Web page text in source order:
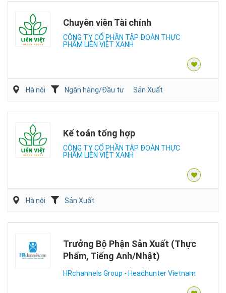
Chuyên viên Tài chính
CÔNG TY CỔ PHẦN TẬP ĐOÀN THỰC
PHẨM LIÊN VIỆT XANH
Hà nội Ngân hàng/Đầu tư Sản Xuất
Kế toán tổng hợp
CÔNG TY CỔ PHẦN TẬP ĐOÀN THỰC
PHẨM LIÊN VIỆT XANH
Hà nội Sản Xuất
Trưởng Bộ Phận Sản Xuất (Thực
Phẩm, Tiếng Anh/Nhật)
HRchannels Group - Headhunter Vietnam